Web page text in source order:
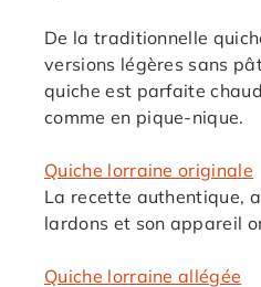
De la traditionnelle
versions légères sans
quiche est parfaite
comme en pique-nique.
Quiche lorraine originale
La recette authentique,
lardons et son appareil
Quiche lorraine allégée